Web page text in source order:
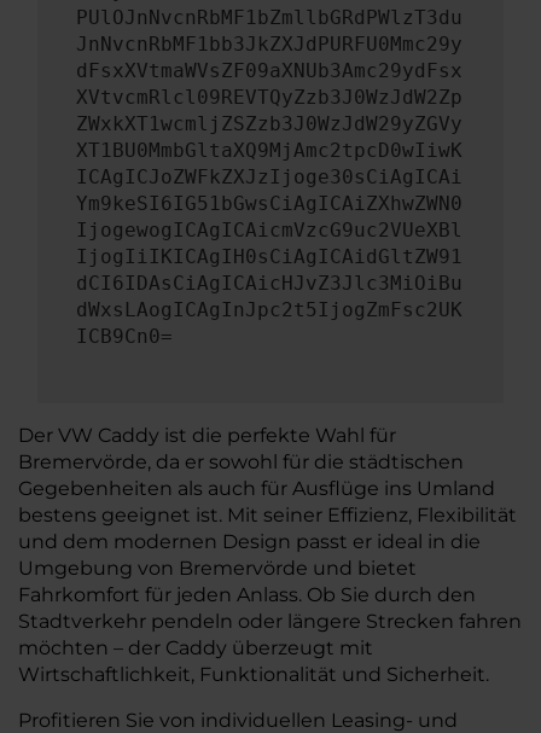
PUlOJnNvcnRbMF1bZmllbGRdPWlzT3du
JnNvcnRbMF1bb3JkZXJdPURFU0Mmc29y
dFsxXVtmaWVsZF09aXNUb3Amc29ydFsx
XVtvcmRlcl09REVTQyZzb3J0WzJdW2Zp
ZWxkXT1wcmljZSZzb3J0WzJdW29yZGVy
XT1BU0MmbGltaXQ9MjAmc2tpcD0wIiwK
ICAgICJoZWFkZXJzIjoge30sCiAgICAi
Ym9keSI6IG51bGwsCiAgICAiZXhwZWN0
IjogewogICAgICAicmVzcG9uc2VUeXBl
IjogIiIKICAgIH0sCiAgICAidGltZW91
dCI6IDAsCiAgICAicHJvZ3Jlc3MiOiBu
dWxsLAogICAgInJpc2t5IjogZmFsc2UK
ICB9Cn0=
Der VW Caddy ist die perfekte Wahl für
Bremervörde, da er sowohl für die städtischen
Gegebenheiten als auch für Ausflüge ins Umland
bestens geeignet ist. Mit seiner Effizienz, Flexibilität
und dem modernen Design passt er ideal in die
Umgebung von Bremervörde und bietet
Fahrkomfort für jeden Anlass. Ob Sie durch den
Stadtverkehr pendeln oder längere Strecken fahren
möchten – der Caddy überzeugt mit
Wirtschaftlichkeit, Funktionalität und Sicherheit.
Profitieren Sie von individuellen Leasing- und